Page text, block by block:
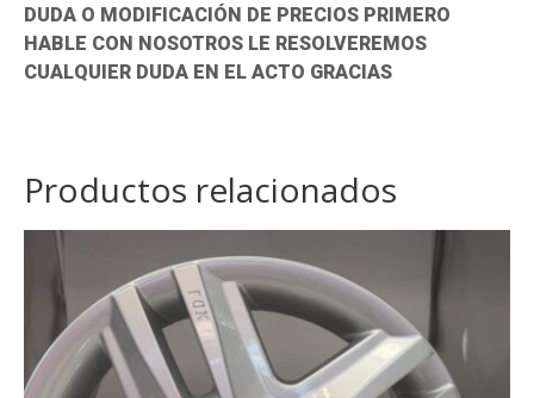
DUDA O MODIFICACIÓN DE PRECIOS PRIMERO
HABLE CON NOSOTROS LE RESOLVEREMOS
CUALQUIER DUDA EN EL ACTO GRACIAS
Productos relacionados